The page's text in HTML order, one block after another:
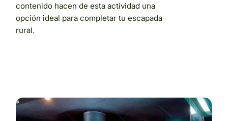
contenido hacen de esta actividad una
opción ideal para completar tu escapada
rural.